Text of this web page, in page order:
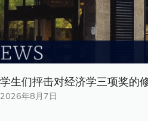
学生们抨击对经济学三项奖的
2026年8月7日